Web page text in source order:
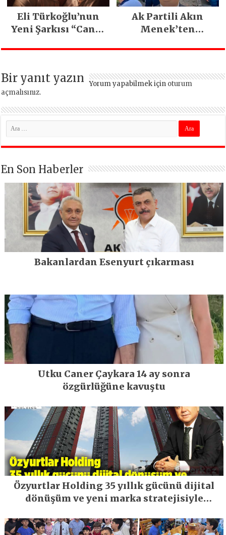
Eli Türkoğlu’nun
Yeni Şarkısı “Canın
İlgi Gördü!..
Ak Partili Akın
Menek’ten
heyelan sonrası
Bir yanıt yazın Yorum yapabilmek için oturum
açmalısınız.
En Son Haberler
Bakanlardan Esenyurt çıkarması
Utku Caner Çaykara 14 ay sonra
özgürlüğüne kavuştu
Özyurtlar Holding 35 yıllık gücünü dijital
dönüşüm ve yeni marka stratejisiyle